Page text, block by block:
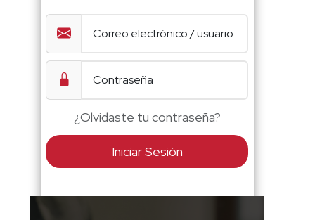
¿Olvidaste tu contraseña?
Iniciar Sesión